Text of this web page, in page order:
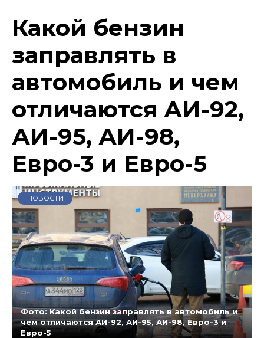
Какой бензин
заправлять в
автомобиль и чем
отличаются АИ-92,
АИ-95, АИ-98,
Евро-3 и Евро-5
НОВОСТИ
Фото: Какой бензин заправлять в автомобиль и
чем отличаются АИ-92, АИ-95, АИ-98, Евро-3 и
Евро-5